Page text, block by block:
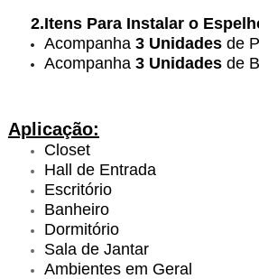
2.Itens Para Instalar o
Acompanha3 Unidades de
Acompanha 3 Unidadesde
Aplicação:
Closet
Hall de Entrada
Escritório
Banheiro
Dormitório
Sala de Jantar
Ambientes em Geral